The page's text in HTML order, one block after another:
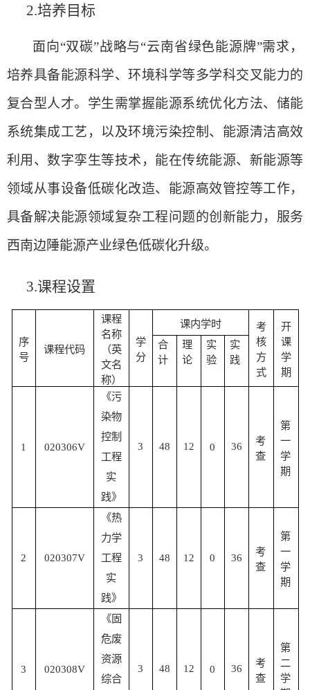
2.培养目标
面向“双碳”战略与“云南省绿色能源牌”需求，
培养具备能源科学、环境科学等多学科交叉能力的
复合型人才。学生需掌握能源系统优化方法、储能
系统集成工艺，以及环境污染控制、能源清洁高效
利用、数字孪生等技术，能在传统能源、新能源等
领域从事设备低碳化改造、能源高效管控等工作，
具备解决能源领域复杂工程问题的创新能力，服务
西南边陲能源产业绿色低碳化升级。
3.课程设置
序
号
课程代码
课程
名称
（英
文名
称）
学
分
课内学时
考
核
方
式
开
课
学
期
合
计
理
论
实
验
实
践
1 020306V
《污
染物
控制
工程
实
践》
3 48 12 0 36
考
查
第
一
学
期
2 020307V
《热
力学
工程
实
践》
3 48 12 0 36
考
查
第
一
学
期
3 020308V
《固
危废
资源
综合
3 48 12 0 36
考
查
第
二
学